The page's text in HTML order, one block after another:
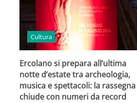
Cultura
Ercolano si prepara all’ultima
notte d’estate tra archeologia,
musica e spettacoli: la rassegna
chiude con numeri da record